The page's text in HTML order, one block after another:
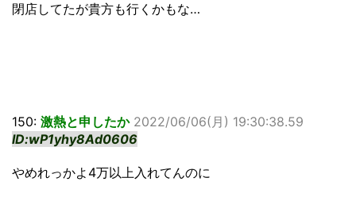
閉店してたが貴方も行くかもな…
150: 激熱と申したか 2022/06/06(月) 19:30:38.59
ID:wP1yhy8Ad0606
やめれっかよ4万以上入れてんのに